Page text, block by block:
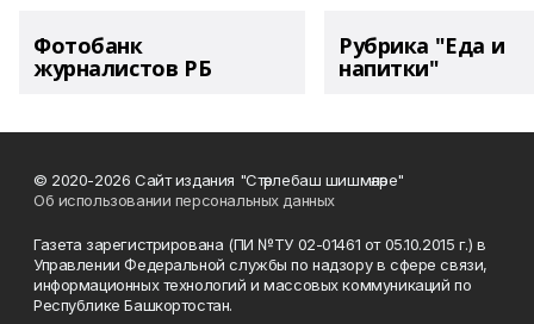
Фотобанк
журналистов РБ
Рубрика "Еда и
напитки"
© 2020-2026 Сайт издания "Стәрлебаш шишмәләре"
Об использовании персональных данных
Газета зарегистрирована (ПИ №ТУ 02-01461 от 05.10.2015 г.) в
Управлении Федеральной службы по надзору в сфере связи,
информационных технологий и массовых коммуникаций по
Республике Башкортостан.